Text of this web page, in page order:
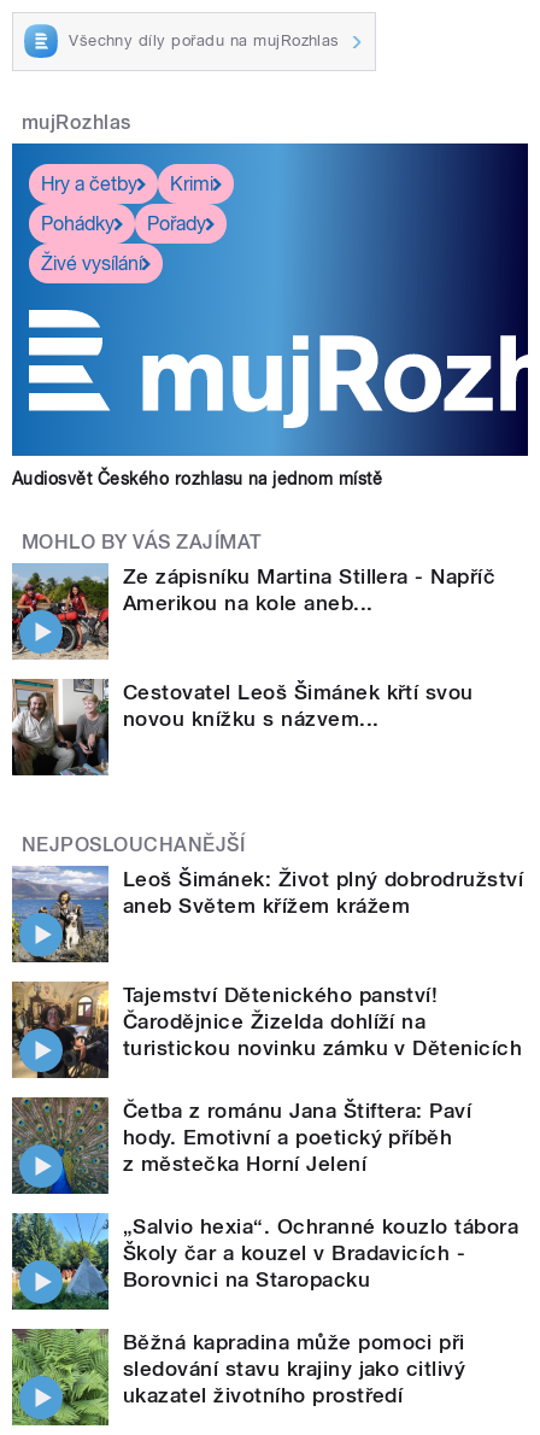
Všechny díly pořadu na mujRozhlas
mujRozhlas
Hry a četby
Krimi
Pohádky
Pořady
Živé vysílání
Audiosvět Českého rozhlasu na jednom místě
MOHLO BY VÁS ZAJÍMAT
Ze zápisníku Martina Stillera - Napříč
Amerikou na kole aneb...
Cestovatel Leoš Šimánek křtí svou
novou knížku s názvem...
NEJPOSLOUCHANĚJŠÍ
Leoš Šimánek: Život plný dobrodružství
aneb Světem křížem krážem
Tajemství Dětenického panství!
Čarodějnice Žizelda dohlíží na
turistickou novinku zámku v Dětenicích
Četba z románu Jana Štiftera: Paví
hody. Emotivní a poetický příběh
z městečka Horní Jelení
„Salvio hexia“. Ochranné kouzlo tábora
Školy čar a kouzel v Bradavicích -
Borovnici na Staropacku
Běžná kapradina může pomoci při
sledování stavu krajiny jako citlivý
ukazatel životního prostředí